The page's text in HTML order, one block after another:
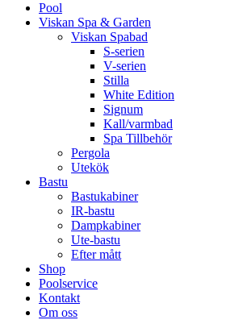
Pool
Viskan Spa & Garden
Viskan Spabad
S-serien
V-serien
Stilla
White Edition
Signum
Kall/varmbad
Spa Tillbehör
Pergola
Utekök
Bastu
Bastukabiner
IR-bastu
Dampkabiner
Ute-bastu
Efter mått
Shop
Poolservice
Kontakt
Om oss